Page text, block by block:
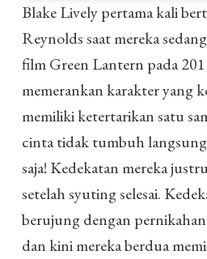
Blake Lively pertama kali
Reynolds saat mereka
film Green Lantern pada
memerankan karakter yang
memiliki ketertarikan satu
cinta tidak tumbuh
saja! Kedekatan mereka
setelah syuting selesai.
berujung dengan
dan kini mereka berdua